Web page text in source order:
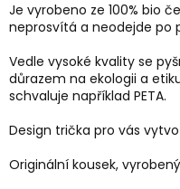
Je vyrobeno ze 100% bio
neprosvítá a neodejde po
Vedle vysoké kvality se
důrazem na ekologii a
schvaluje například PETA.
Design trička pro vás
Originální kousek,